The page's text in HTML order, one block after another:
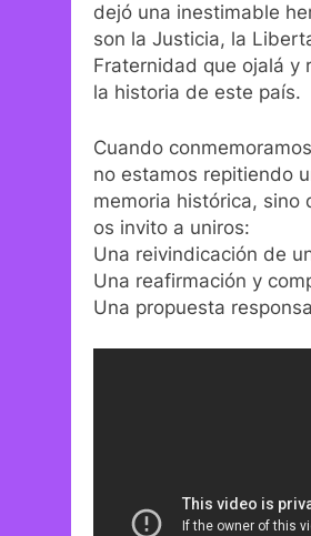
dejó una inestimable
son la Justicia, la
Fraternidad que ojalá y
la historia de este país.
Cuando
no estamos repitiendo
memoria histórica, sino
os invito a uniros:
Una reivindicación de
Una reafirmación y
Una propuesta